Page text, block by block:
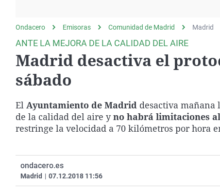
gato
Operación Viuda
Negra
País Vasco
Ondacero Emisoras Comunidad de Madrid Madrid
ANTE LA MEJORA DE LA CALIDAD DEL AIRE
Madrid desactiva el
sábado
El Ayuntamiento de Madrid desactiva
de la calidad del aire yno habrá limitaciones
restringe la velocidad a 70 kilómetros por hora
ondacero.es
Madrid | 07.12.2018 11:56